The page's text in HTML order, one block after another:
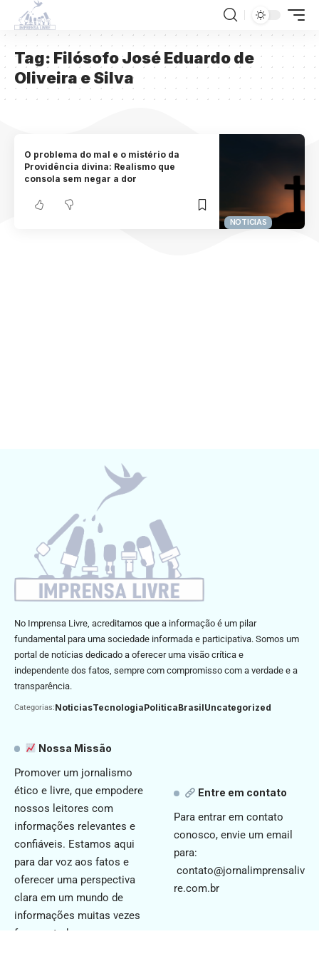
Tag: Filósofo José Eduardo de
Oliveira e Silva
NOTICIAS
O problema do mal e o mistério da
Providência divina: Realismo que
consola sem negar a dor
No Imprensa Livre, acreditamos que a informação é um pilar
fundamental para uma sociedade informada e participativa. Somos um
portal de notícias dedicado a oferecer uma visão crítica e
independente dos fatos, sempre com compromisso com a verdade e a
transparência.
Categorias:NoticiasTecnologiaPoliticaBrasilUncategorized
Nossa Missão
Promover um jornalismo
ético e livre, que empodere
nossos leitores com
informações relevantes e
confiáveis. Estamos aqui
para dar voz aos fatos e
oferecer uma perspectiva
clara em um mundo de
informações muitas vezes
fragmentadas.
Entre em contato
Para entrar em contato
conosco, envie um email
para:
contato@jornalimprensaliv
re.com.br